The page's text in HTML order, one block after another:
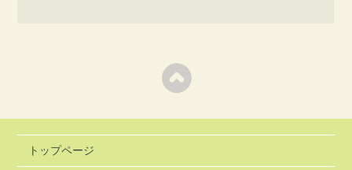
トップページ